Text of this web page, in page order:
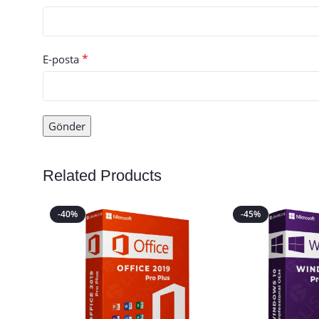
E-posta *
Related Products
-40% -45%